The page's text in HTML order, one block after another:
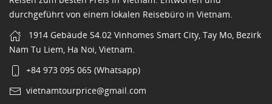
durchgeführt von einem lokalen Reisebüro in Vietnam.
1914 Gebäude S4.02 Vinhomes Smart City, Tay Mo, Bezirk
Nam Tu Liem, Ha Noi, Vietnam.
+84 973 095 065 (Whatsapp)
vietnamtourprice@gmail.com